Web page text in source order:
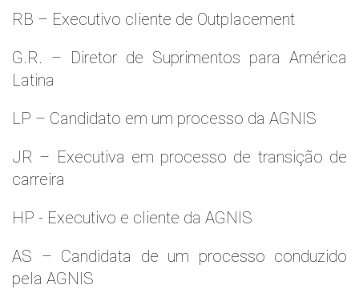
RB – Executivo cliente de Outplacement
G.R. – Diretor de Suprimentos para América
Latina
LP – Candidato em um processo da AGNIS
JR – Executiva em processo de transição de
carreira
HP - Executivo e cliente da AGNIS
AS – Candidata de um processo conduzido
pela AGNIS